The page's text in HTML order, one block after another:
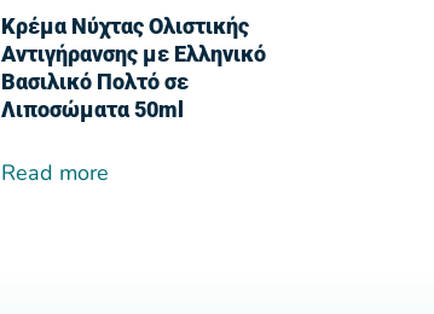
Κρέμα Νύχτας Ολιστικής
Αντιγήρανσης με Ελληνικό
Βασιλικό Πολτό σε
Λιποσώματα 50ml
Read more